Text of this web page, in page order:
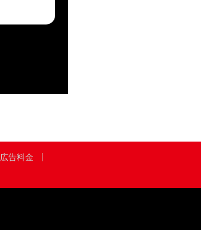
広告料金